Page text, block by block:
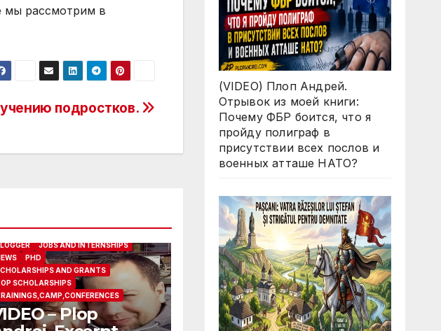
мы рассмотрим в
подростков.
JOBS AND INTERNSHIPS
PHD
AND GRANTS
SCHOLARSHIPS
– Plop
(VIDEO) Плоп Андрей.
Отрывок из моей книги:
Почему ФБР боится, что я
пройду полиграф в
присутствии всех послов и
военных атташе НАТО?